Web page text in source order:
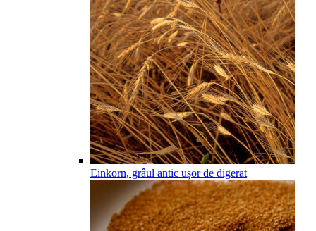
Einkorn, grâul antic ușor de digerat